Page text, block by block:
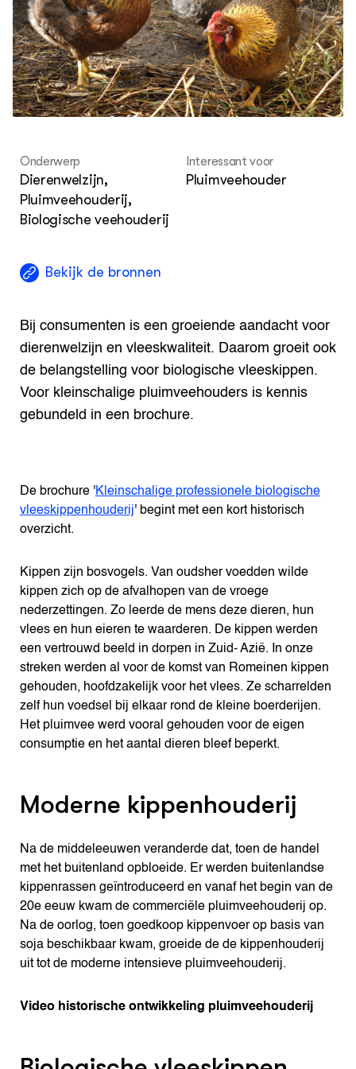
Agenda
Dossiers
ZIE OOK
Leermateriaal op niveau
Projecten
OVER
Over ons
ONZE PARTNER
Onderwerp
Dierenwelzijn,
Pluimveehouderij,
Biologische veehouderij
Interessant voor
Pluimveehouder
Bekijk de bronnen
Bij consumenten is een groeiende aandacht voor
dierenwelzijn en vleeskwaliteit. Daarom groeit ook
de belangstelling voor biologische vleeskippen.
Voor kleinschalige pluimveehouders is kennis
gebundeld in een brochure.
De brochure 'Kleinschalige professionele biologische
vleeskippenhouderij' begint met een kort historisch
overzicht.
Kippen zijn bosvogels. Van oudsher voedden wilde
kippen zich op de afvalhopen van de vroege
nederzettingen. Zo leerde de mens deze dieren, hun
vlees en hun eieren te waarderen. De kippen werden
een vertrouwd beeld in dorpen in Zuid- Azië. In onze
streken werden al voor de komst van Romeinen kippen
gehouden, hoofdzakelijk voor het vlees. Ze scharrelden
zelf hun voedsel bij elkaar rond de kleine boerderijen.
Het pluimvee werd vooral gehouden voor de eigen
consumptie en het aantal dieren bleef beperkt.
Moderne kippenhouderij
Na de middeleeuwen veranderde dat, toen de handel
met het buitenland opbloeide. Er werden buitenlandse
kippenrassen geïntroduceerd en vanaf het begin van de
20e eeuw kwam de commerciële pluimveehouderij op.
Na de oorlog, toen goedkoop kippenvoer op basis van
soja beschikbaar kwam, groeide de de kippenhouderij
uit tot de moderne intensieve pluimveehouderij.
Video historische ontwikkeling pluimveehouderij